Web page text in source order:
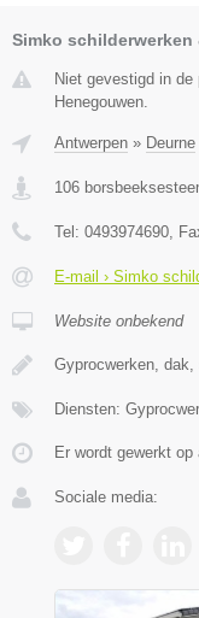
Simko schilderwerken
Niet gevestigd in
Henegouwen.
Antwerpen » Deurne
106
Tel: 0493974690 ,
E-mail › Simko
Website onbekend
Gyprocwerken,
Diensten:
Er wordt gewerkt op
Sociale media: